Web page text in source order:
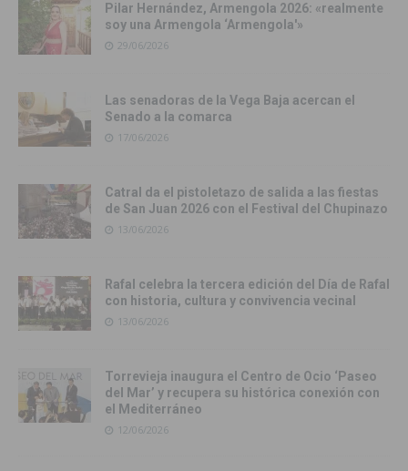
Pilar Hernández, Armengola 2026: «realmente
soy una Armengola ‘Armengola'»
29/06/2026
Las senadoras de la Vega Baja acercan el
Senado a la comarca
17/06/2026
Catral da el pistoletazo de salida a las fiestas
de San Juan 2026 con el Festival del Chupinazo
13/06/2026
Rafal celebra la tercera edición del Día de Rafal
con historia, cultura y convivencia vecinal
13/06/2026
Torrevieja inaugura el Centro de Ocio ‘Paseo
del Mar’ y recupera su histórica conexión con
el Mediterráneo
12/06/2026